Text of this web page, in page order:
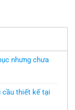
nhưng chưa
cầu thiết kế tại